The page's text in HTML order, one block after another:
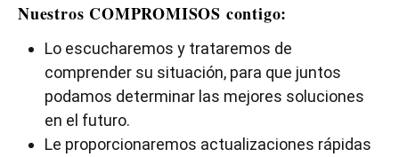
Nuestros COMPROMISOS contigo:
Lo escucharemos y trataremos de
comprender su situación, para que juntos
podamos determinar las mejores soluciones
en el futuro.
Le proporcionaremos actualizaciones rápidas